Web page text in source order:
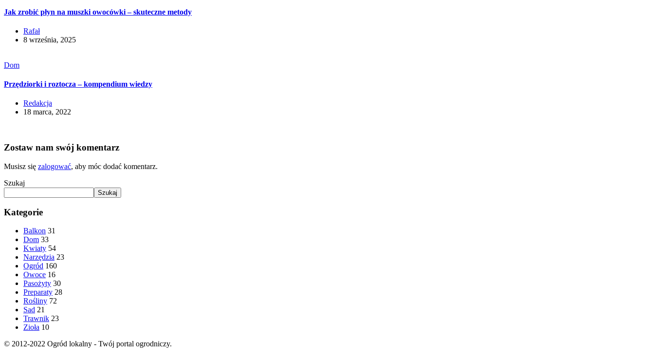
Jak zrobić płyn na muszki owocówki – skuteczne metody
Rafał
8 września, 2025
Dom
Przędziorki i roztocza – kompendium wiedzy
Redakcja
18 marca, 2022
Zostaw nam swój komentarz
Musisz się zalogować, aby móc dodać komentarz.
Szukaj
Szukaj
Kategorie
Balkon 31
Dom 33
Kwiaty 54
Narzędzia 23
Ogród 160
Owoce 16
Pasożyty 30
Preparaty 28
Rośliny 72
Sad 21
Trawnik 23
Zioła 10
© 2012-2022 Ogród lokalny - Twój portal ogrodniczy.